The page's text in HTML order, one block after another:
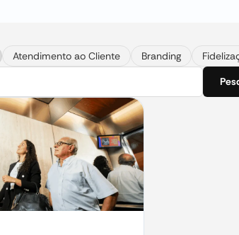
Atendimento ao Cliente Branding